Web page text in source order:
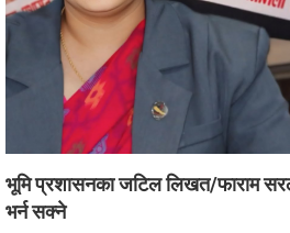
भूमि प्रशासनका जटिल लिखत/फाराम
भर्न सक्ने